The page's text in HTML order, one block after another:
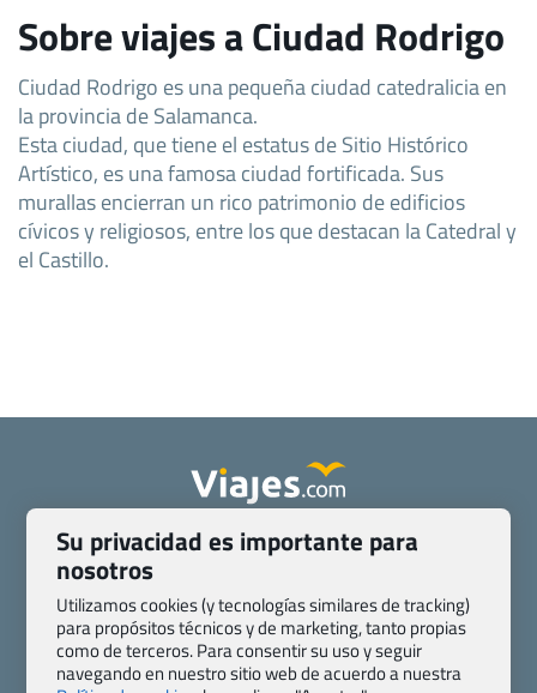
Sobre viajes a Ciudad Rodrigo
Ciudad Rodrigo es una pequeña ciudad catedralicia en
la provincia de Salamanca.
Esta ciudad, que tiene el estatus de Sitio Histórico
Artístico, es una famosa ciudad fortificada. Sus
murallas encierran un rico patrimonio de edificios
cívicos y religiosos, entre los que destacan la Catedral y
el Castillo.
Quienes somos
Contacto
Pasaporte, Visado, Salud y otras disposiciones específicas
Blog de Viajes.com
Registro de agencias
Preguntas frecuentes
Condiciones generales
Política de privacidad y cookies
Transparencia
Su privacidad es importante para
nosotros
Utilizamos cookies (y tecnologías similares de tracking)
para propósitos técnicos y de marketing, tanto propias
como de terceros. Para consentir su uso y seguir
navegando en nuestro sitio web de acuerdo a nuestra